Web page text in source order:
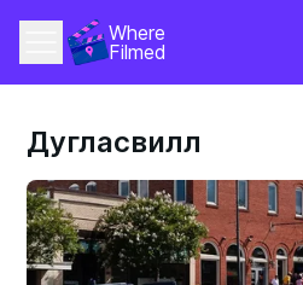
Where
Filmed
Дугласвилл